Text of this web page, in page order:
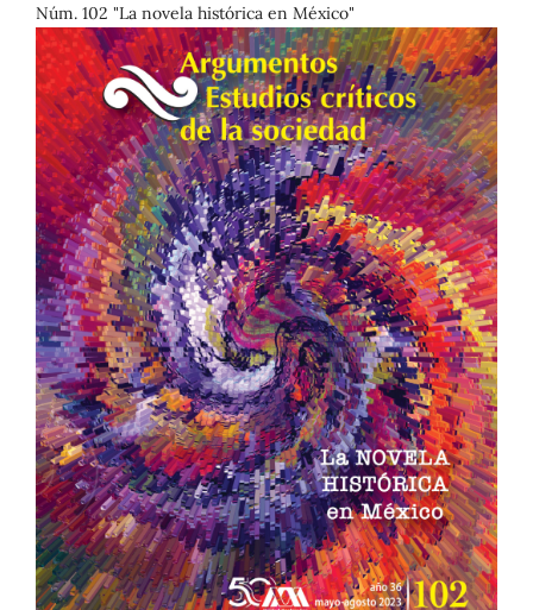
Núm. 102 "La novela histórica en México"